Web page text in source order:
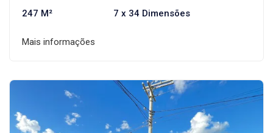
247 M² 7 x 34 Dimensões
Mais informações